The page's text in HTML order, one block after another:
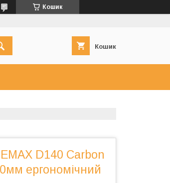
Кошик
Кошик
D140 Carbon
ергономічний